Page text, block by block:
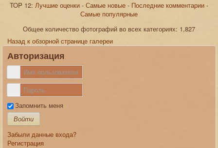
TOP 12: Лучшие оценки - Самые новые - Последние комментарии -
Самые популярные
Общее количество фотографий во всех категориях: 1,827
Назад к обзорной странице галереи
Авторизация
Запомнить меня
Войти
Забыли данные входа?
Регистрация